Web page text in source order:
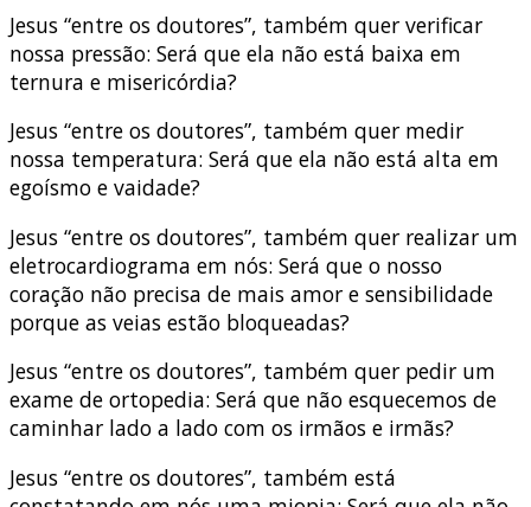
Jesus “entre os doutores”, também quer verificar
nossa pressão: Será que ela não está baixa em
ternura e misericórdia?
Jesus “entre os doutores”, também quer medir
nossa temperatura: Será que ela não está alta em
egoísmo e vaidade?
Jesus “entre os doutores”, também quer realizar um
eletrocardiograma em nós: Será que o nosso
coração não precisa de mais amor e sensibilidade
porque as veias estão bloqueadas?
Jesus “entre os doutores”, também quer pedir um
exame de ortopedia: Será que não esquecemos de
caminhar lado a lado com os irmãos e irmãs?
Jesus “entre os doutores”, também está